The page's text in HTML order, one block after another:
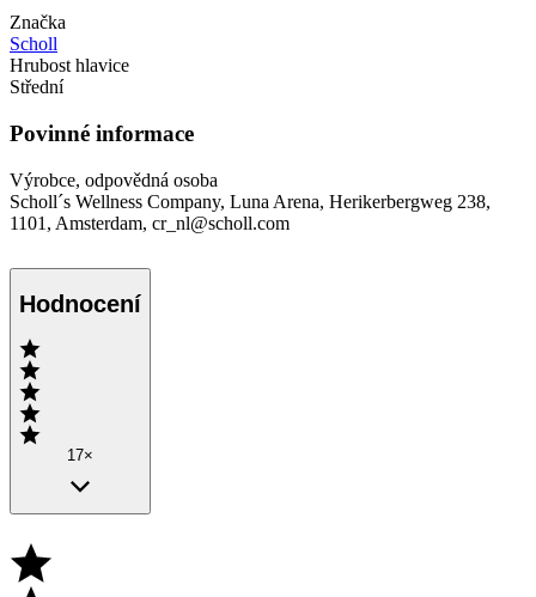
Značka
Scholl
Hrubost hlavice
Střední
Povinné informace
Výrobce, odpovědná osoba
Scholl´s Wellness Company, Luna Arena, Herikerbergweg 238,
1101, Amsterdam, cr_nl@scholl.com
Hodnocení
17×